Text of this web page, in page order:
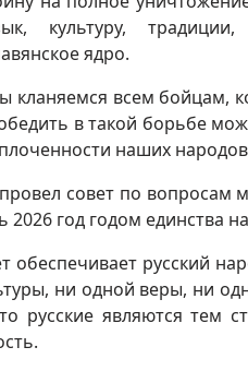
культуру,
ядро.
кланяемся всем бойцам,
в такой борьбе
наших
совет по
2026 год годом единства
обеспечивает русский
ни одной веры, ни
русские являются тем